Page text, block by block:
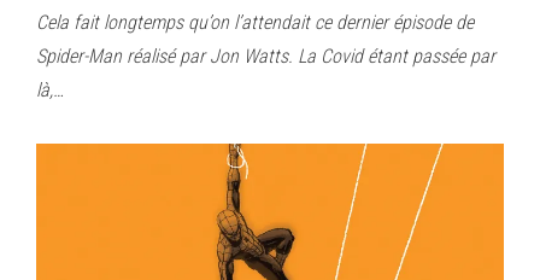
Cela fait longtemps qu’on l’attendait ce dernier épisode de
Spider-Man réalisé par Jon Watts. La Covid étant passée par
là,…